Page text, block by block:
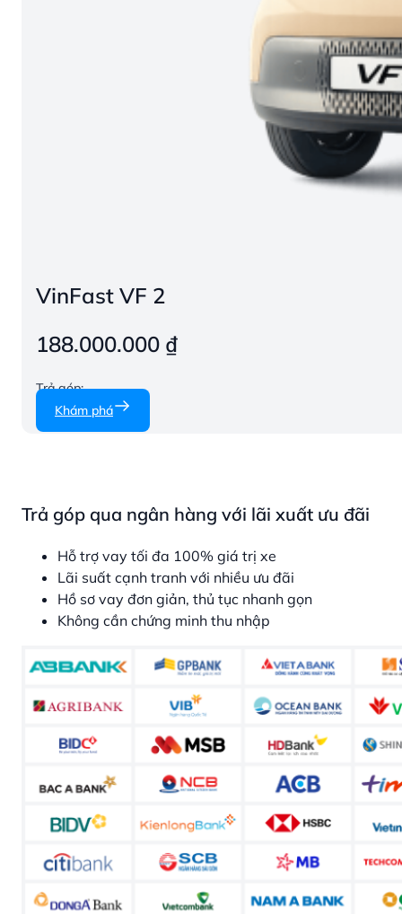
VinFast VF 2
188.000.000 ₫
Trả góp:
Khám phá
Trả góp qua ngân hàng với lãi xuất ưu đãi
Hỗ trợ vay tối đa 100% giá trị xe
Lãi suất cạnh tranh với nhiều ưu đãi
Hồ sơ vay đơn giản, thủ tục nhanh gọn
Không cần chứng minh thu nhập